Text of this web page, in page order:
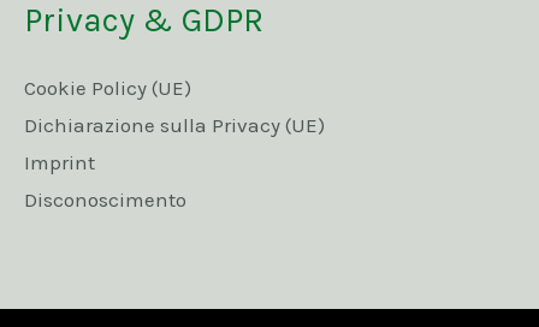
Privacy & GDPR
Cookie Policy (UE)
Dichiarazione sulla Privacy (UE)
Imprint
Disconoscimento